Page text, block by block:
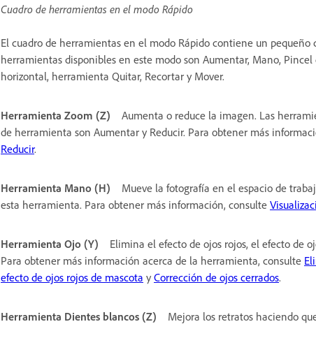
Cuadro de herramientas en el modo Rápido
El cuadro de herramientas en el modo Rápido contiene un
herramientas disponibles en este modo son Aumentar, Mano,
horizontal, herramienta Quitar, Recortar y Mover.
Herramienta Zoom (Z)
Aumenta o reduce la imagen. Las
de herramienta son Aumentar y Reducir. Para obtener más
Reducir.
Herramienta Mano (H)
Mueve la fotografía en el espacio de
esta herramienta. Para obtener más información, consulte
Herramienta Ojo (Y)
Elimina el efecto de ojos rojos, el efecto de
Para obtener más información acerca de la herramienta, consulte
efecto de ojos rojos de mascota y Corrección de ojos cerrados.
Herramienta Dientes blancos (Z) Mejora los retratos haciendo